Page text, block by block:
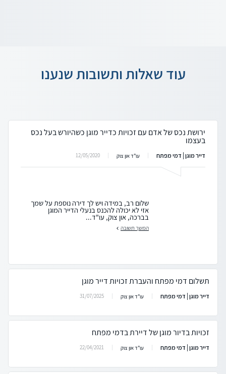
עוד שאלות ותשובות שנענו
ירושת נכס של אדם עם זכויות כדייר מוגן כשהיורש בעל נכס
בעצמו
דייר מוגן | דמי מפתח עו"ד און צוק 12/05/2020
שלום רב, במידה ויש לך דירה נוספת על שמך
אזי לא יכולה להכנס בנעלי הדייר המוגן
בברכה, און צוק, עו"ד...
המשך תשובה
תשלום דמי מפתח והעברת זכויות דייר מוגן
דייר מוגן | דמי מפתח עו"ד און צוק 31/07/2025
זכויות בדיור מוגן של דיירת בדמי מפתח
דייר מוגן | דמי מפתח עו"ד און צוק 22/04/2021